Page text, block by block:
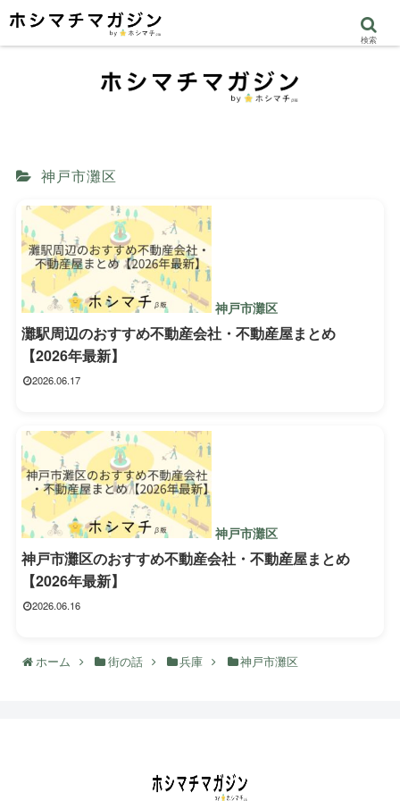
神戸市灘区
神戸市灘区
灘駅周辺のおすすめ不動産会社・不動産屋まとめ
【2026年最新】
2026.06.17
神戸市灘区
神戸市灘区のおすすめ不動産会社・不動産屋まとめ
【2026年最新】
2026.06.16
ホーム 街の話 兵庫 神戸市灘区
検索